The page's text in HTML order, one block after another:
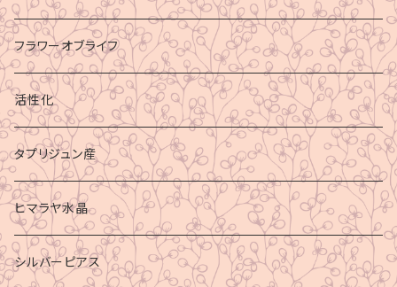
フラワーオブライフ
活性化
タプリジュン産
ヒマラヤ水晶
シルバーピアス